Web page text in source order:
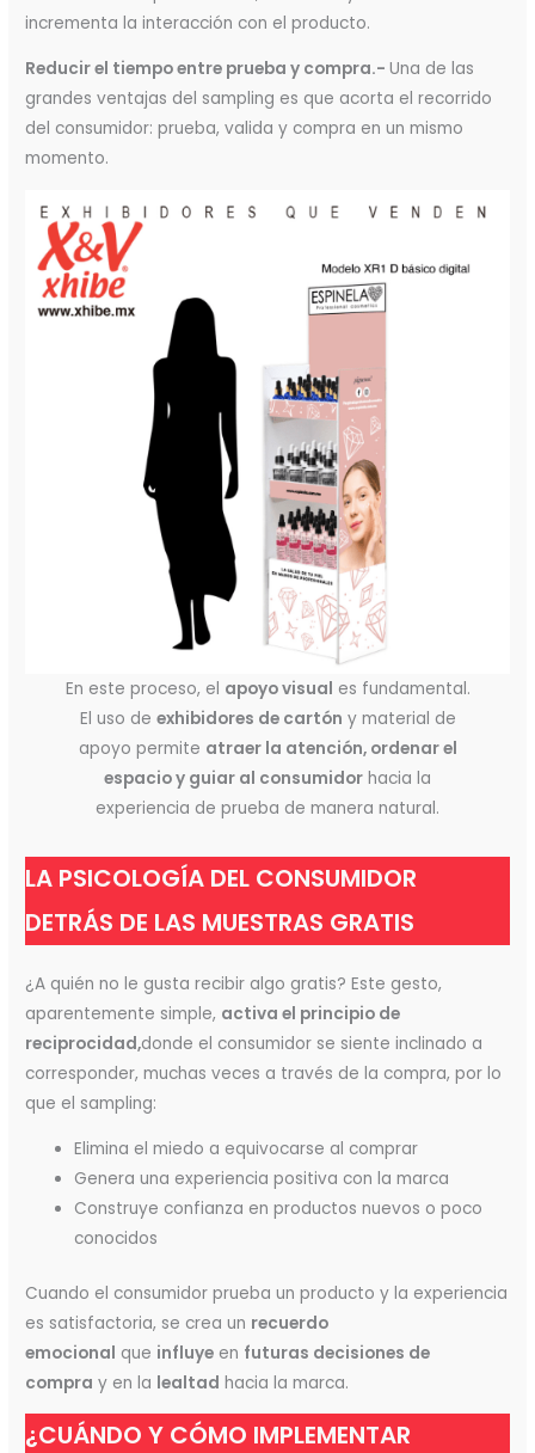
incrementa la interacción con el producto.
Reducir el tiempo entre prueba y compra.-Una de las
grandes ventajas del sampling es que acorta el recorrido
del consumidor: prueba, valida y compra en un mismo
momento.
En este proceso, el apoyo visual es fundamental.
El uso de exhibidores de cartón y material de
apoyo permite atraer la atención, ordenar el
espacio y guiar al consumidor hacia la
experiencia de prueba de manera natural.
LA PSICOLOGÍA DEL CONSUMIDOR
DETRÁS DE LAS MUESTRAS GRATIS
¿A quién no le gusta recibir algo gratis? Este gesto,
aparentemente simple, activa el principio de
reciprocidad,donde el consumidor se siente inclinado a
corresponder, muchas veces a través de la compra, por lo
que el sampling:
Elimina el miedo a equivocarse al comprar
Genera una experiencia positiva con la marca
Construye confianza en productos nuevos o poco
conocidos
Cuando el consumidor prueba un producto y la experiencia
es satisfactoria, se crea un recuerdo
emocional que influye en futuras decisiones de
compra y en la lealtad hacia la marca.
¿CUÁNDO Y CÓMO IMPLEMENTAR